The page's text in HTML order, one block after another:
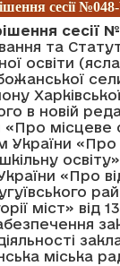
сесії
сесії
та
освіти
в новій
«Про місцеве
України
«Про
міст» від
міська